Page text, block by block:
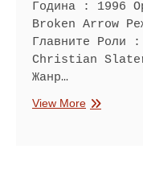
Година : 1996
Broken Arrow
Главните
Christian
Жанр…
View MoreКод